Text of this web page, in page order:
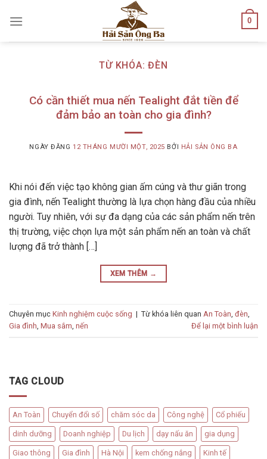
0
TỪ KHÓA:ĐÈN
Có cần thiết mua nến Tealight đắt tiền để
đảm bảo an toàn cho gia đình?
NGÀY ĐĂNG 12 THÁNG MƯỜI MỘT, 2025 BỞI HẢI SẢN ÔNG BA
Khi nói đến việc tạo không gian ấm cúng và thư giãn trong
gia đình, nến Tealight thường là lựa chọn hàng đầu của nhiều
người. Tuy nhiên, với sự đa dạng của các sản phẩm nến trên
thị trường, việc chọn lựa một sản phẩm nến an toàn và chất
lượng đã trở thành […]
XEM THÊM →
Chuyên mục Kinh nghiệm cuộc sống | Từ khóa liên quan An Toàn, đèn,
Gia đình, Mua sắm, nến Để lại một bình luận
TAG CLOUD
An Toàn Chuyển đổi số chăm sóc da Công nghệ Cổ phiếu
dinh dưỡng Doanh nghiệp Du lịch dạy nấu ăn gia dụng
Giao thông Gia đình Hà Nội kem chống nắng Kinh tế